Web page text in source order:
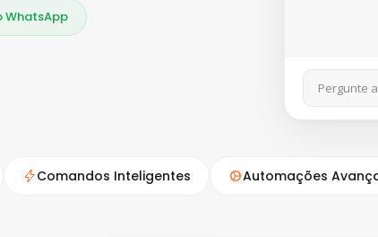
WhatsApp
Pergunte
Comandos Inteligentes Automações